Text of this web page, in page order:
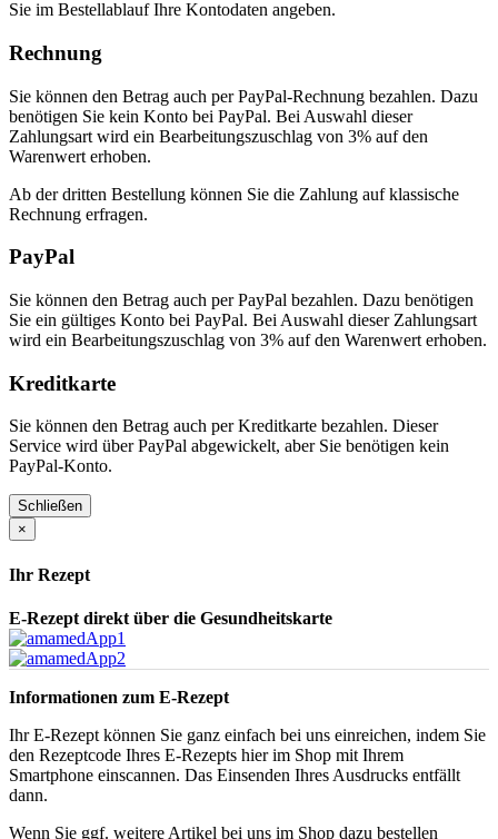
Sie im Bestellablauf Ihre Kontodaten angeben.
Rechnung
Sie können den Betrag auch per PayPal-Rechnung bezahlen. Dazu
benötigen Sie kein Konto bei PayPal. Bei Auswahl dieser
Zahlungsart wird ein Bearbeitungszuschlag von 3% auf den
Warenwert erhoben.
Ab der dritten Bestellung können Sie die Zahlung auf klassische
Rechnung erfragen.
PayPal
Sie können den Betrag auch per PayPal bezahlen. Dazu benötigen
Sie ein gültiges Konto bei PayPal. Bei Auswahl dieser Zahlungsart
wird ein Bearbeitungszuschlag von 3% auf den Warenwert erhoben.
Kreditkarte
Sie können den Betrag auch per Kreditkarte bezahlen. Dieser
Service wird über PayPal abgewickelt, aber Sie benötigen kein
PayPal-Konto.
Schließen
×
Ihr Rezept
E-Rezept direkt über die Gesundheitskarte
Informationen zum E-Rezept
Ihr E-Rezept können Sie ganz einfach bei uns einreichen, indem Sie
den Rezeptcode Ihres E-Rezepts hier im Shop mit Ihrem
Smartphone einscannen. Das Einsenden Ihres Ausdrucks entfällt
dann.
Wenn Sie ggf. weitere Artikel bei uns im Shop dazu bestellen